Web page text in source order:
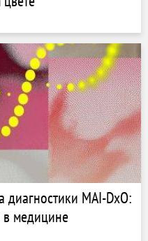
диагностики MAI-DxO:
в медицине